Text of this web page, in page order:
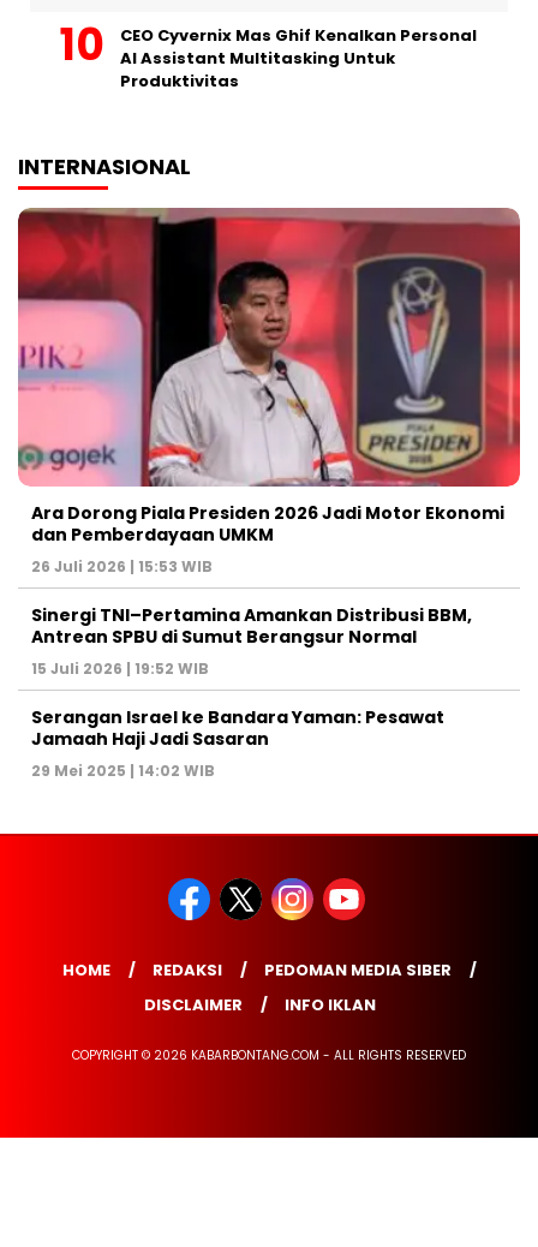
CEO Cyvernix Mas Ghif Kenalkan Personal
AI Assistant Multitasking Untuk
Produktivitas
INTERNASIONAL
Ara Dorong Piala Presiden 2026 Jadi Motor Ekonomi
dan Pemberdayaan UMKM
26 Juli 2026 | 15:53 WIB
Sinergi TNI–Pertamina Amankan Distribusi BBM,
Antrean SPBU di Sumut Berangsur Normal
15 Juli 2026 | 19:52 WIB
Serangan Israel ke Bandara Yaman: Pesawat
Jamaah Haji Jadi Sasaran
29 Mei 2025 | 14:02 WIB
HOME REDAKSI
PEDOMAN MEDIA SIBER
DISCLAIMER
INFO IKLAN
COPYRIGHT © 2026 KABARBONTANG.COM - ALL RIGHTS RESERVED